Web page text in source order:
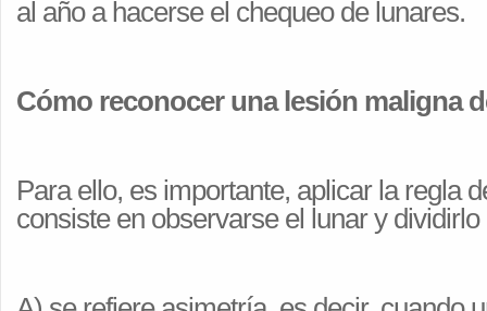
al año a hacerse el chequeo de lunares.
Cómo reconocer una lesión maligna
Para ello, es importante, aplicar la regla
consiste en observarse el lunar y dividirlo